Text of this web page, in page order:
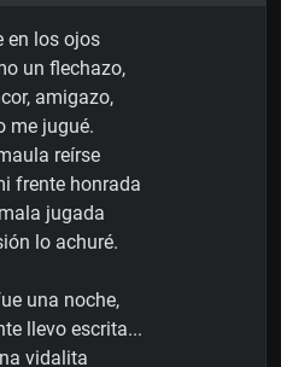
en los ojos
un flechazo,
amigazo,
me jugué.
reírse
frente honrada
jugada
lo achuré.
una noche,
llevo escrita...
vidalita